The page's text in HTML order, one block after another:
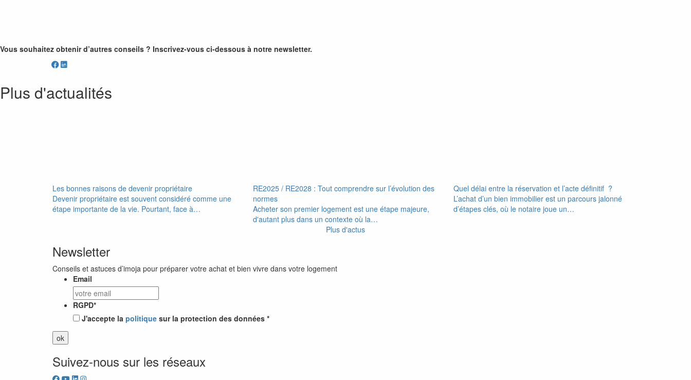
Vous souhaitez obtenir d’autres conseils ? Inscrivez-vous ci-dessous à notre newsletter.
Plus d'actualités
Les bonnes raisons de devenir propriétaire
Devenir propriétaire est souvent considéré comme une
étape importante de la vie. Pourtant, face à…
RE2025 / RE2028 : Tout comprendre sur l’évolution des
normes
Acheter son premier logement est une étape majeure,
d'autant plus dans un contexte où la…
Quel délai entre la réservation et l’acte définitif ?
L’achat d’un bien immobilier est un parcours jalonné
d’étapes clés, où le notaire joue un…
Plus d'actus
Newsletter
Conseils et astuces d’imoja pour préparer votre achat et bien vivre dans votre logement
Email
RGPD*
J'accepte la politique sur la protection des données *
Suivez-nous sur les réseaux